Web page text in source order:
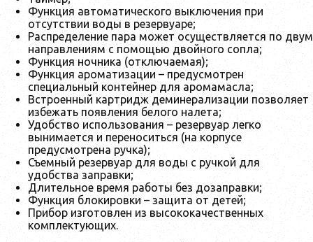
Функция автоматического выключения при
отсутствии воды в резервуаре;
Распределение пара может осуществляется по двум
направлениям с помощью двойного сопла;
Функция ночника (отключаемая);
Функция ароматизации – предусмотрен
специальный контейнер для аромамасла;
Встроенный картридж деминерализации позволяет
избежать появления белого налета;
Удобство использования – резервуар легко
вынимается и переноситься (на корпусе
предусмотрена ручка);
Съемный резервуар для воды с ручкой для
удобства заправки;
Длительное время работы без дозаправки;
Функция блокировки – защита от детей;
Прибор изготовлен из высококачественных
комплектующих.